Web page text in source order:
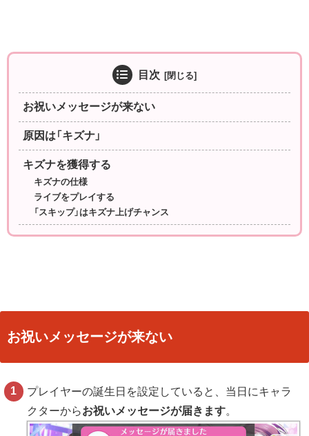
目次
お祝いメッセージが来ない
原因は「キズナ」
キズナを獲得する
キズナの仕様
ライブをプレイする
「スキップ」はキズナ上げチャンス
お祝いメッセージが来ない
プレイヤーの誕生日を設定していると、当日にキャラ
クターからお祝いメッセージが届きます。